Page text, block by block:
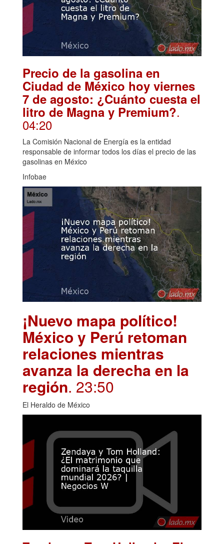
Precio de la gasolina en
Ciudad de México hoy viernes
7 de agosto: ¿Cuánto cuesta el
litro de Magna y Premium?.
04:20
La Comisión Nacional de Energía es la entidad
responsable de informar todos los días el precio de las
gasolinas en México
Infobae
¡Nuevo mapa político!
México y Perú retoman
relaciones mientras
avanza la derecha en la
región. 23:50
El Heraldo de México